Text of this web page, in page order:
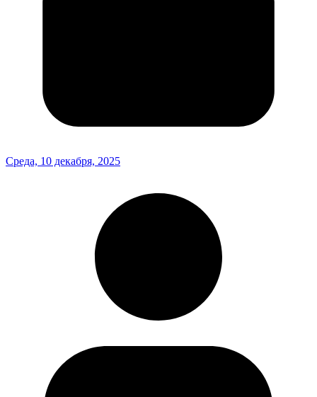
Среда, 10 декабря, 2025